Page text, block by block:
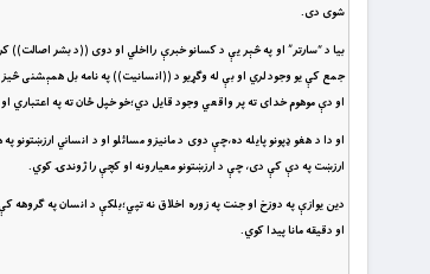
شوى دى.
بيا د “سارتر” او په څېر يې د کسانو خبرې رااخلي او دوى ((د بشر
جمع کې يو وجود لري او بې له وګړيو د ((انسانيت)) په نامه بل همېشنى
او دې موهوم خداى ته پر واقعي وجود قايل دي؛خو خپل ځان ته په اعتباري
او دا د هغو ډپونو پايله ده،چې دوى د مانيزو مسائلو او د انساني
ارزښت په دې کې دى، چې د ارزښتونو معيارونه او کچې را ژوندۍ کوي.
دين يوازې په دوزخ او جنت په زوره اخلاق نه تپي؛بلکې د انسان په ګروهه
او دقيقه مانا پيدا کوي.